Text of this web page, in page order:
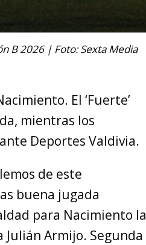
B 2026 | Foto: Sexta Media
El ‘Fuerte’
mientras los
Deportes Valdivia.
de este
buena jugada
para Nacimiento la
Julián Armijo. Segunda